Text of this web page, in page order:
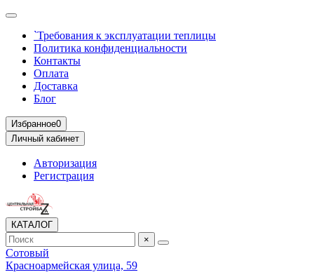
`Требования к эксплуатации теплицы
Политика конфиденциальности
Контакты
Оплата
Доставка
Блог
Избранное0
Личный кабинет
Авторизация
Регистрация
КАТАЛОГ
×
Сотовый
Красноармейская улица, 59